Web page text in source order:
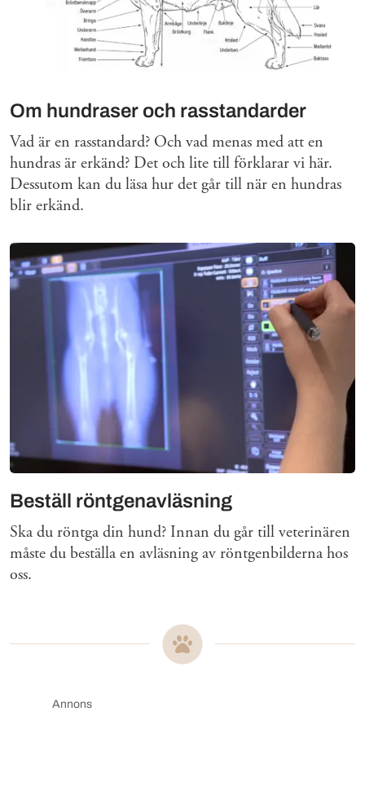
Om hundraser och rasstandarder
Vad är en rasstandard? Och vad menas med att en
hundras är erkänd? Det och lite till förklarar vi här.
Dessutom kan du läsa hur det går till när en hundras
blir erkänd.
Beställ röntgenavläsning
Ska du röntga din hund? Innan du går till veterinären
måste du beställa en avläsning av röntgenbilderna hos
oss.
Annons